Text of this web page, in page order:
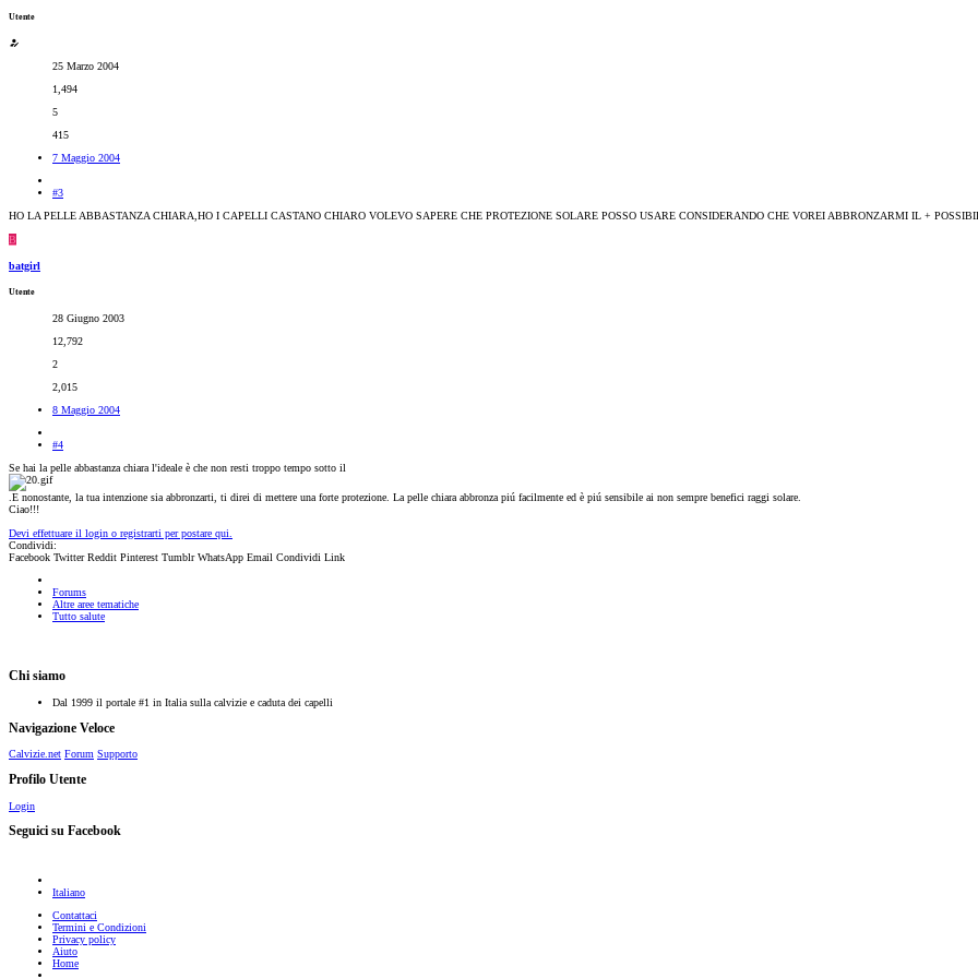
Utente
25 Marzo 2004
1,494
5
415
7 Maggio 2004
#3
HO LA PELLE ABBASTANZA CHIARA,HO I CAPELLI CASTANO CHIARO VOLEVO SAPERE CHE PROTEZIONE SOLARE POSSO USARE CONSIDERANDO CHE VOREI ABBRONZARMI IL +
B
batgirl
Utente
28 Giugno 2003
12,792
2
2,015
8 Maggio 2004
#4
Se hai la pelle abbastanza chiara l'ideale è che non resti troppo tempo sotto il
.E nonostante, la tua intenzione sia abbronzarti, ti direi di mettere una forte protezione. La pelle chiara abbronza piú facilmente ed è piú sensibile ai non sempre benefici raggi solare.
Ciao!!!
Devi effettuare il login o registrarti per postare qui.
Condividi:
Facebook Twitter Reddit Pinterest Tumblr WhatsApp Email Condividi Link
Forums
Altre aree tematiche
Tutto salute
Chi siamo
Dal 1999 il portale #1 in Italia sulla calvizie e caduta dei capelli
Navigazione Veloce
Calvizie.net Forum Supporto
Profilo Utente
Login
Seguici su Facebook
Italiano
Contattaci
Termini e Condizioni
Privacy policy
Aiuto
Home